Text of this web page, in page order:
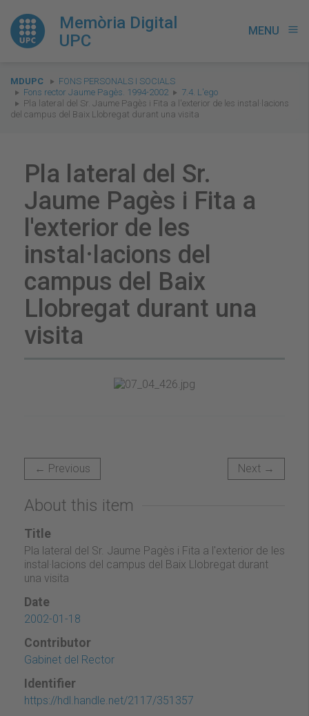
Memòria Digital
UPC
MENU menu
You
are
here:
MDUPC
FONS PERSONALS I SOCIALS
Fons rector Jaume Pagès. 1994-2002
7.4. L'ego
Pla lateral del Sr. Jaume Pagès i Fita a l'exterior de les instal·lacions
del campus del Baix Llobregat durant una visita
Pla lateral del Sr.
Jaume Pagès i Fita a
l'exterior de les
instal·lacions del
campus del Baix
Llobregat durant una
visita
← Previous Next →
About this item
Title
Pla lateral del Sr. Jaume Pagès i Fita a l'exterior de les
instal·lacions del campus del Baix Llobregat durant
una visita
Date
2002-01-18
Contributor
Gabinet del Rector
Identifier
https://hdl.handle.net/2117/351357